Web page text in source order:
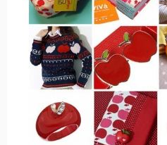
POST ANTERIOR
BARBIE BASICS
CUSTOMIZADAS POR
ESTILISTAS